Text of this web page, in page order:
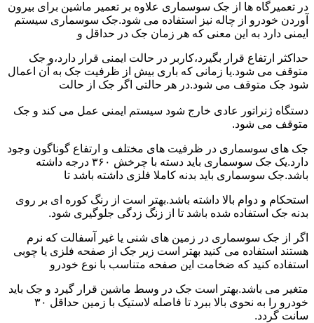
در تعمیرگاه ها از جک سوسماری علاوه بر تعمیر ماشین برای بیرون
آوردن خودرو از چاله نیز استفاده می شود.جک سوسماری سیستم
ایمنی دارد به این معنی که هر زمان جک در حداقل و
حداکثر ارتفاع قرار بگیرد،کاربر در حالت ایمنی قرار دارد،و جک
متوقف می شود.یا زمانی که باری بیش از ظرفیت جک به آن اعمال
شود جک متوقف می شود.در هر حالتی اگر جک از حالت
دستگاه ژنراتور عادی خارج شود سیستم ایمنی عمل می کند و جک
متوقف می شود.
جک های سوسماری در ظرفیت های مختلف و ارتفاع گوناگون وجود
دارد.یک جک سوسماری باید دسته با چرخش ۳۶۰ درجه داشته
باشد.جک سوسماری باید بدنه کاملا فلزی داشته باشد تا
استحکام و دوام بالا داشته باشد.بهتر است از رنگ کوره ای بر روی
بدنه جک استفاده شده باشد تا از زنگ زدگی جلوگیری شود.
اگر از جک سوسماری در زمین های شنی یا غیر آسفالت که نرم
هستند استفاده می کنید بهتر است زیر جک از صفحه فلزی یا چوبی
استفاده کنید که ضخامت این صفحه متناسب با نوع خودرو
متغیر می باشد.بهتر است جک در وسط ماشین قرار گیرد و جک باید
خودرو را به نحوی بالا ببرد تا فاصله لاستیک با زمین حداقل ۳۰
سانت گردد.